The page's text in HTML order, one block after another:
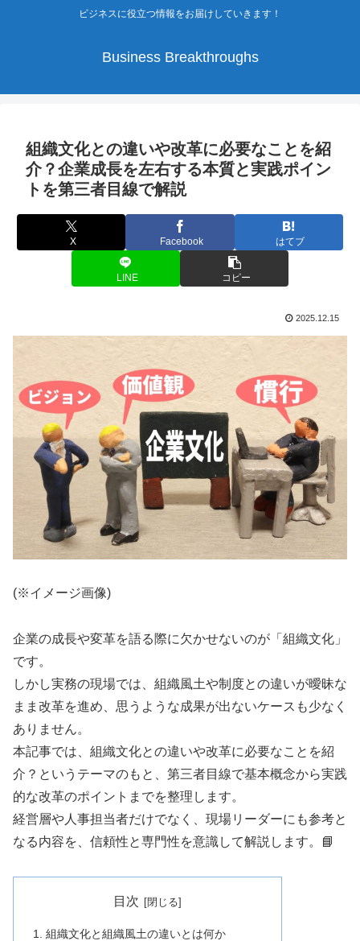
ビジネスに役立つ情報をお届けしていきます！
Business Breakthroughs
組織文化との違いや改革に必要なことを紹
介？企業成長を左右する本質と実践ポイン
トを第三者目線で解説
X Facebook はてブ
LINE コピー
2025.12.15
(※イメージ画像)
企業の成長や変革を語る際に欠かせないのが「組織文化」
です。
しかし実務の現場では、組織風土や制度との違いが曖昧な
まま改革を進め、思うような成果が出ないケースも少なく
ありません。
本記事では、組織文化との違いや改革に必要なことを紹
介？というテーマのもと、第三者目線で基本概念から実践
的な改革のポイントまでを整理します。
経営層や人事担当者だけでなく、現場リーダーにも参考と
なる内容を、信頼性と専門性を意識して解説します。📘
目次
組織文化と組織風土の違いとは何か